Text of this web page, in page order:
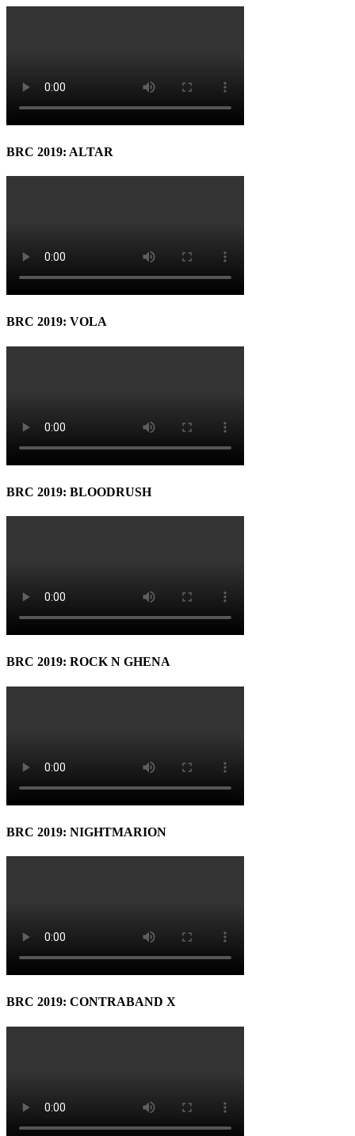
BRC 2019: ALTAR
BRC 2019: VOLA
BRC 2019: BLOODRUSH
BRC 2019: ROCK N GHENA
BRC 2019: NIGHTMARION
BRC 2019: CONTRABAND X